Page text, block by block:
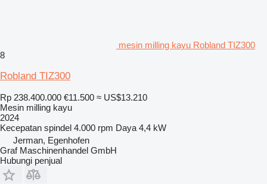
mesin milling kayu Robland TIZ300
8
Robland TIZ300
Rp 238.400.000 €11.500 ≈ US$13.210
Mesin milling kayu
2024
Kecepatan spindel 4.000 rpm Daya 4,4 kW
Jerman, Egenhofen
Graf Maschinenhandel GmbH
Hubungi penjual